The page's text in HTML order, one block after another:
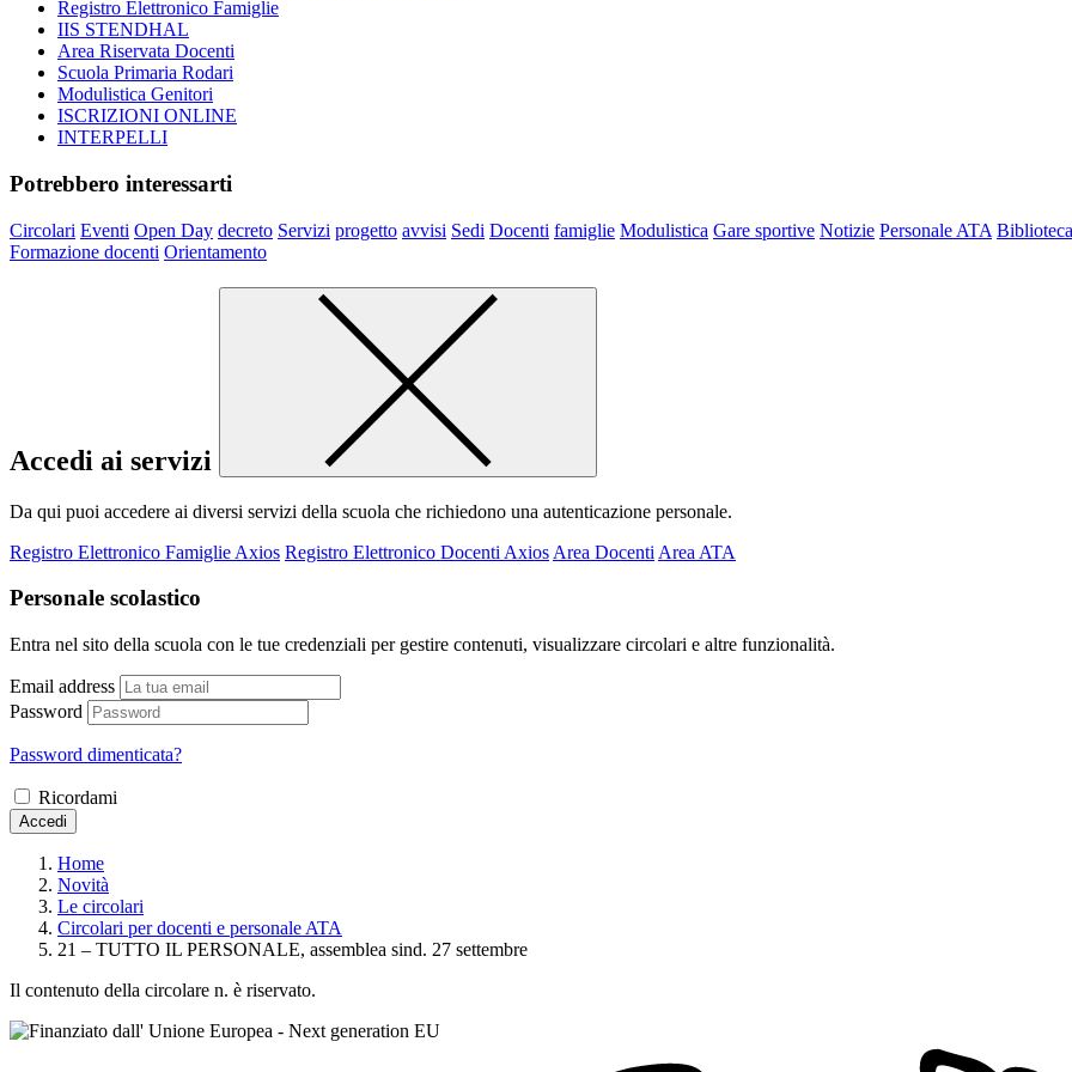
Registro Elettronico Famiglie
IIS STENDHAL
Area Riservata Docenti
Scuola Primaria Rodari
Modulistica Genitori
ISCRIZIONI ONLINE
INTERPELLI
Potrebbero interessarti
Circolari Eventi Open Day decreto Servizi progetto avvisi Sedi Docenti famiglie Modulistica Gare sportive Notizie Personale ATA Biblioteca
Formazione docenti Orientamento
Accedi ai servizi
Da qui puoi accedere ai diversi servizi della scuola che richiedono una autenticazione personale.
Registro Elettronico Famiglie Axios Registro Elettronico Docenti Axios Area Docenti Area ATA
Personale scolastico
Entra nel sito della scuola con le tue credenziali per gestire contenuti, visualizzare circolari e altre funzionalità.
Email address
Password
Password dimenticata?
Ricordami
Accedi
Home
Novità
Le circolari
Circolari per docenti e personale ATA
21 – TUTTO IL PERSONALE, assemblea sind. 27 settembre
Il contenuto della circolare n. è riservato.